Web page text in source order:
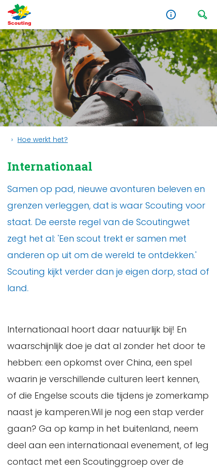
Hoe werkt het?
Internationaal
Samen op pad, nieuwe avonturen beleven en
grenzen verleggen, dat is waar Scouting voor
staat. De eerste regel van de Scoutingwet
zegt het al: 'Een scout trekt er samen met
anderen op uit om de wereld te ontdekken.'
Scouting kijkt verder dan je eigen dorp, stad of
land.
Internationaal hoort daar natuurlijk bij! En
waarschijnlijk doe je dat al zonder het door te
hebben: een opkomst over China, een spel
waarin je verschillende culturen leert kennen,
of die Engelse scouts die tijdens je zomerkamp
naast je kamperen.Wil je nog een stap verder
gaan? Ga op kamp in het buitenland, neem
deel aan een internationaal evenement, of leg
contact met een Scoutinggroep over de